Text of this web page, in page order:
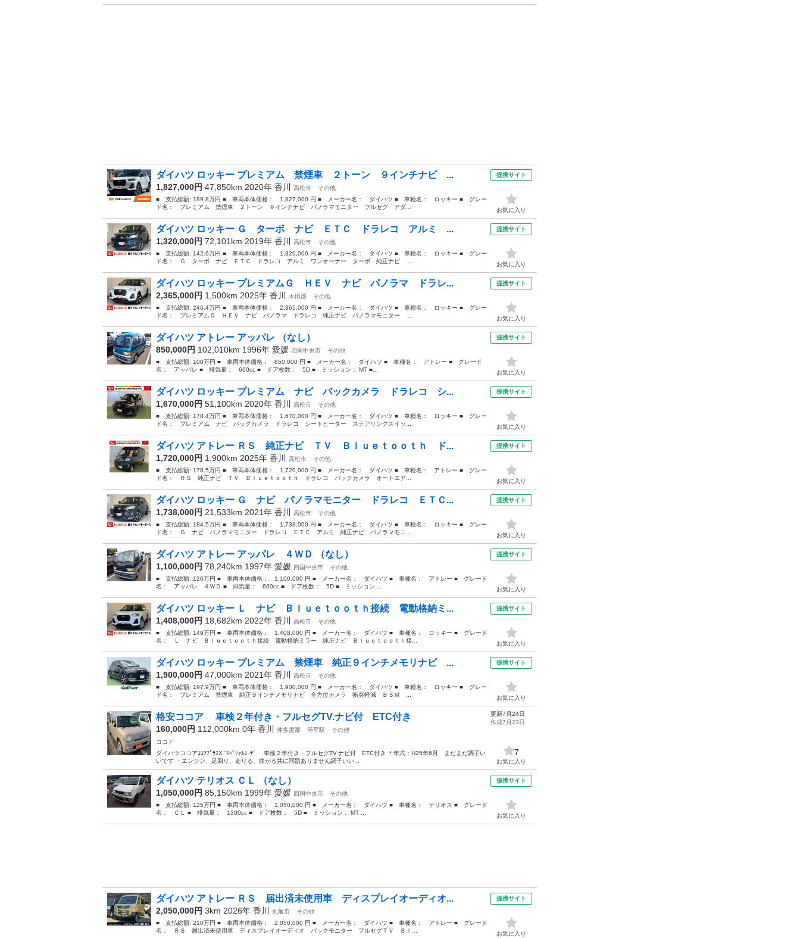
ダイハツ ロッキー プレミアム 禁煙車 ２トーン ９インチナビ ...
1,827,000円 47,850km 2020年 香川 高松市
その他
■ 支払総額: 189.8万円 ■ 車両本体価格： 1,827,000 円 ■ メーカー名： ダイハツ ■ 車種名： ロッキー ■ グレー
ド名： プレミアム 禁煙車 ２トーン ９インチナビ パノラマモニター フルセグ アダ...
提携サイト
お気に入り
ダイハツ ロッキー Ｇ ターボ ナビ ＥＴＣ ドラレコ アルミ ...
1,320,000円 72,101km 2019年 香川 高松市
その他
■ 支払総額: 142.6万円 ■ 車両本体価格： 1,320,000 円 ■ メーカー名： ダイハツ ■ 車種名： ロッキー ■ グレー
ド名： Ｇ ターボ ナビ ＥＴＣ ドラレコ アルミ ワンオーナー ターボ 純正ナビ ...
提携サイト
お気に入り
ダイハツ ロッキー プレミアムＧ ＨＥＶ ナビ パノラマ ドラレ...
2,365,000円 1,500km 2025年 香川 木田郡
その他
■ 支払総額: 246.4万円 ■ 車両本体価格： 2,365,000 円 ■ メーカー名： ダイハツ ■ 車種名： ロッキー ■ グレー
ド名： プレミアムＧ ＨＥＶ ナビ パノラマ ドラレコ 純正ナビ パノラマモニター ...
提携サイト
お気に入り
ダイハツ アトレー アッパレ （なし）
850,000円 102,010km 1996年 愛媛 四国中央市
その他
■ 支払総額: 100万円 ■ 車両本体価格： 850,000 円 ■ メーカー名： ダイハツ ■ 車種名： アトレー ■ グレード
名： アッパレ ■ 排気量： 660cc ■ ドア枚数： 5D ■ ミッション： MT ■...
提携サイト
お気に入り
ダイハツ ロッキー プレミアム ナビ バックカメラ ドラレコ シ...
1,670,000円 51,100km 2020年 香川 高松市
その他
■ 支払総額: 178.4万円 ■ 車両本体価格： 1,670,000 円 ■ メーカー名： ダイハツ ■ 車種名： ロッキー ■ グレー
ド名： プレミアム ナビ バックカメラ ドラレコ シートヒーター ステアリングスイッ...
提携サイト
お気に入り
ダイハツ アトレー ＲＳ 純正ナビ ＴＶ Ｂｌｕｅｔｏｏｔｈ ド...
1,720,000円 1,900km 2025年 香川 高松市
その他
■ 支払総額: 178.5万円 ■ 車両本体価格： 1,720,000 円 ■ メーカー名： ダイハツ ■ 車種名： アトレー ■ グレー
ド名： ＲＳ 純正ナビ ＴＶ Ｂｌｕｅｔｏｏｔｈ ドラレコ バックカメラ オートエア...
提携サイト
お気に入り
ダイハツ ロッキー Ｇ ナビ パノラマモニター ドラレコ ＥＴＣ...
1,738,000円 21,533km 2021年 香川 高松市
その他
■ 支払総額: 184.5万円 ■ 車両本体価格： 1,738,000 円 ■ メーカー名： ダイハツ ■ 車種名： ロッキー ■ グレー
ド名： Ｇ ナビ パノラマモニター ドラレコ ＥＴＣ アルミ 純正ナビ パノラマモニ...
提携サイト
お気に入り
ダイハツ アトレー アッパレ ４ＷＤ （なし）
1,100,000円 78,240km 1997年 愛媛 四国中央市
その他
■ 支払総額: 120万円 ■ 車両本体価格： 1,100,000 円 ■ メーカー名： ダイハツ ■ 車種名： アトレー ■ グレード
名： アッパレ ４ＷＤ ■ 排気量： 660cc ■ ドア枚数： 5D ■ ミッション...
提携サイト
お気に入り
ダイハツ ロッキー Ｌ ナビ Ｂｌｕｅｔｏｏｔｈ接続 電動格納ミ...
1,408,000円 18,682km 2022年 香川 高松市
その他
■ 支払総額: 149万円 ■ 車両本体価格： 1,408,000 円 ■ メーカー名： ダイハツ ■ 車種名： ロッキー ■ グレード
名： Ｌ ナビ Ｂｌｕｅｔｏｏｔｈ接続 電動格納ミラー 純正ナビ Ｂｌｕｅｔｏｏｔｈ接...
提携サイト
お気に入り
ダイハツ ロッキー プレミアム 禁煙車 純正９インチメモリナビ ...
1,900,000円 47,000km 2021年 香川 高松市
その他
■ 支払総額: 197.9万円 ■ 車両本体価格： 1,900,000 円 ■ メーカー名： ダイハツ ■ 車種名： ロッキー ■ グレー
ド名： プレミアム 禁煙車 純正９インチメモリナビ 全方位カメラ 衝突軽減 ＢＳＭ ...
提携サイト
お気に入り
格安ココア 車検２年付き・フルセグTV.ナビ付 ETC付き
160,000円 112,000km 0年 香川 仲多度郡 琴平駅
その他
ココア
ダイハツココアｺｺｱﾌﾟﾗｽX “ｽﾍﾟｼｬﾙｺｰﾃﾞ 車検２年付き・フルセグTV.ナビ付 ETC付き ＊年式：H25年6月 まだまだ調子い
いです ・エンジン、足回り、走りる、曲がる共に問題ありません調子いい...
更新7月24日
作成7月23日
7
お気に入り
ダイハツ テリオス ＣＬ （なし）
1,050,000円 85,150km 1999年 愛媛 四国中央市
その他
■ 支払総額: 125万円 ■ 車両本体価格： 1,050,000 円 ■ メーカー名： ダイハツ ■ 車種名： テリオス ■ グレード
名： ＣＬ ■ 排気量： 1300cc ■ ドア枚数： 5D ■ ミッション： MT ...
提携サイト
お気に入り
ダイハツ アトレー ＲＳ 届出済未使用車 ディスプレイオーディオ...
2,050,000円 3km 2026年 香川 丸亀市
その他
■ 支払総額: 210万円 ■ 車両本体価格： 2,050,000 円 ■ メーカー名： ダイハツ ■ 車種名： アトレー ■ グレード
名： ＲＳ 届出済未使用車 ディスプレイオーディオ バックモニター フルセグＴＶ Ｂｌ...
提携サイト
お気に入り